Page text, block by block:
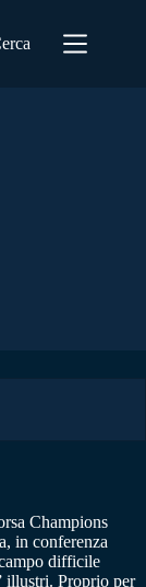
Champions
in conferenza
difficile
illustri. Proprio per